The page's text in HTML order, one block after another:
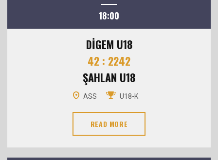
18:00
DİGEM U18
42 : 2242
ŞAHLAN U18
ASS U18-K
READ MORE